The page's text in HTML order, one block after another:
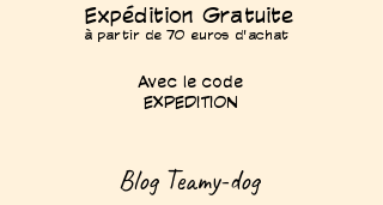
Expédition Gratuite
à partir de 70 euros d'achat
Avec le code
EXPEDITION
Blog Teamy-dog